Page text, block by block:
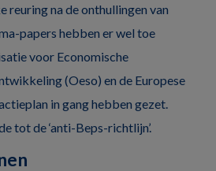
reuring na de onthullingen van
papers hebben er wel toe
voor Economische
(Oeso) en de Europese
in gang hebben gezet.
tot de ‘anti-Beps-richtlijn’.